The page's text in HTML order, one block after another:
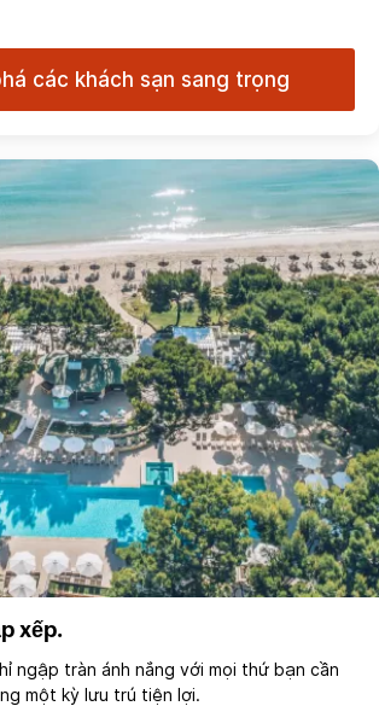
các khách sạn sang trọng
xếp.
ngập tràn ánh nắng với mọi thứ bạn cần
một kỳ lưu trú tiện lợi.